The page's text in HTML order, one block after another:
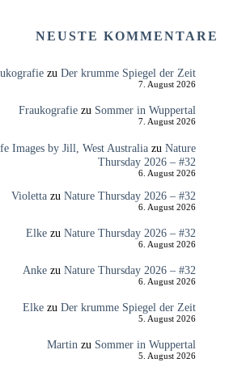
NEUSTE KOMMENTARE
zu Der krumme Spiegel der Zeit
7. August 2026
Fraukografiezu Sommer in Wuppertal
7. August 2026
Images by Jill, West Australiazu Nature
Thursday 2026 – #32
6. August 2026
Violettazu Nature Thursday 2026 – #32
6. August 2026
Elkezu Nature Thursday 2026 – #32
6. August 2026
Ankezu Nature Thursday 2026 – #32
6. August 2026
Elkezu Der krumme Spiegel der Zeit
5. August 2026
Martinzu Sommer in Wuppertal
5. August 2026